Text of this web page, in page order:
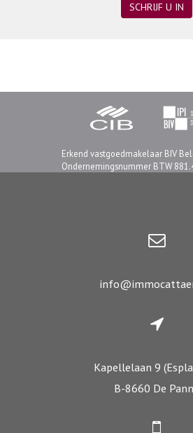
SCHRIJF U IN
Erkend vastgoedmakelaar BIV
Ondernemingsnummer BTW
Kapellelaan 9
B-8660 De